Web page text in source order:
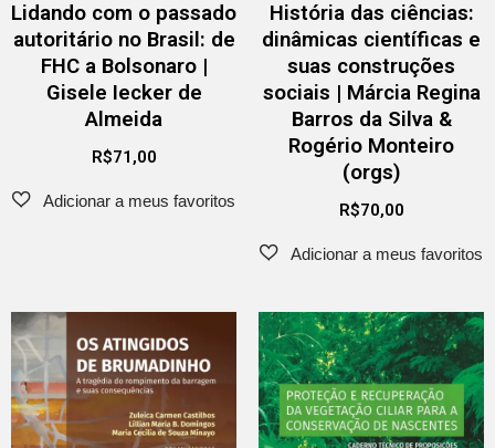
Lidando com o passado
autoritário no Brasil: de
FHC a Bolsonaro |
Gisele Iecker de
Almeida
R$71,00
História das ciências:
dinâmicas científicas e
suas construções
sociais | Márcia Regina
Barros da Silva &
Rogério Monteiro
(orgs)
R$70,00